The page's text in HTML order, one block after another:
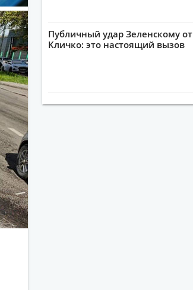
Публичный удар Зеленскому от
Кличко: это настоящий вызов